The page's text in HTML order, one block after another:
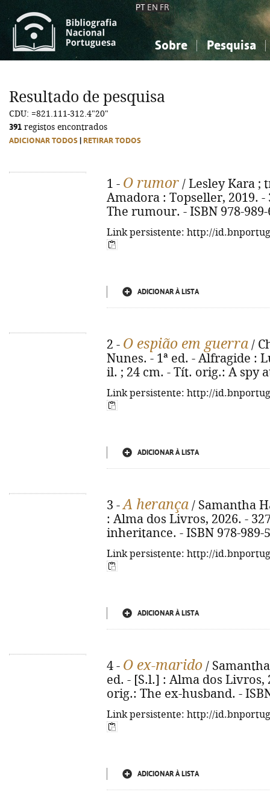
PT EN FR
Sobre Pesquisa
Ciências sociais...
Ciências sociais...
Resultado de pesquisa
CDU: =821.111-312.4"20"
391 registos encontrados
ADICIONAR TODOS RETIRAR TODOS
1 - O rumor / Lesley Kara ;
Amadora : Topseller, 2019.
The rumour. - ISBN 978-989-
Link persistente: http://
ADICIONAR À LISTA
2 - O espião em guerra /
Nunes. - 1ª ed. - Alfragide :
il. ; 24 cm. - Tít. orig.: A spy
Link persistente: http://
ADICIONAR À LISTA
3 -A herança / Samantha
: Alma dos Livros, 2026. -
inheritance. - ISBN 978-989-
Link persistente: http://
ADICIONAR À LISTA
4 - O ex-marido /
ed. - [S.l.] : Alma dos Livros,
orig.: The ex-husband. -
Link persistente: http://
ADICIONAR À LISTA